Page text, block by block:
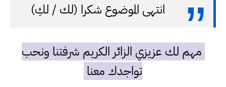
انتهى الموضوع شكرا (لك / لكِ)
مهم لك عزيزي الزائر الكريم شرفتنا ونحب
تواجدك معنا